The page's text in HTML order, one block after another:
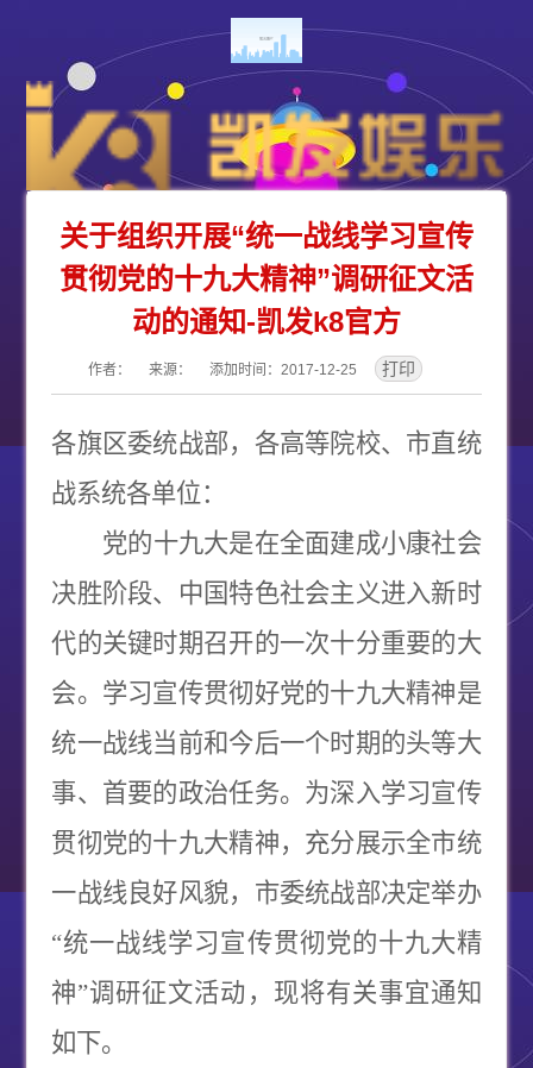
关于组织开展“统一战线学习宣传
贯彻党的十九大精神”调研征文活
动的通知-凯发k8官方
作者： 来源： 添加时间：2017-12-25
各旗区委统战部，各高等院校、市直统
战系统各单位：
党的十九大是在全面建成小康社会
决胜阶段、中国特色社会主义进入新时
代的关键时期召开的一次十分重要的大
会。学习宣传贯彻好党的十九大精神是
统一战线当前和今后一个时期的头等大
事、首要的政治任务。为深入学习宣传
贯彻党的十九大精神，充分展示全市统
一战线良好风貌，市委统战部决定举办
“统一战线学习宣传贯彻党的十九大精
神”调研征文活动，现将有关事宜通知
如下。